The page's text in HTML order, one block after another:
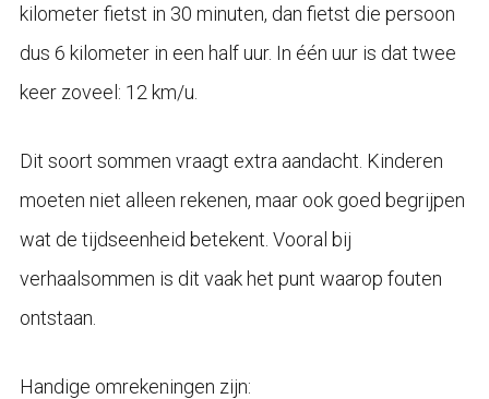
kilometer fietst in 30 minuten, dan fietst die persoon
dus 6 kilometer in een half uur. In één uur is dat twee
keer zoveel: 12 km/u.
Dit soort sommen vraagt extra aandacht. Kinderen
moeten niet alleen rekenen, maar ook goed begrijpen
wat de tijdseenheid betekent. Vooral bij
verhaalsommen is dit vaak het punt waarop fouten
ontstaan.
Handige omrekeningen zijn: